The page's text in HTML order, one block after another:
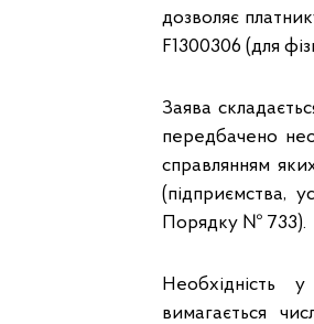
дозволяє
F1300306 (для
Заява
передбачено
справлянням
(підприємства,
Порядку № 733).
Необхідність
вимагається